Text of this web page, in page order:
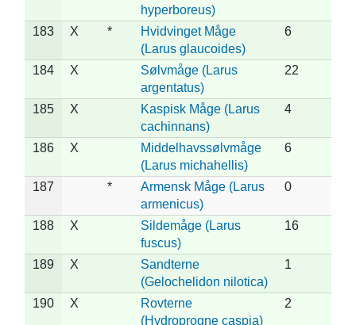
hyperboreus)
183 X *
Hvidvinget Måge
(Larus glaucoides)
6
184 X
Sølvmåge (Larus
argentatus)
22
185 X
Kaspisk Måge (Larus
cachinnans)
4
186 X
Middelhavssølvmåge
(Larus michahellis)
6
187 *
Armensk Måge (Larus
armenicus)
0
188 X
Sildemåge (Larus
fuscus)
16
189 X
Sandterne
(Gelochelidon nilotica)
1
190 X
Rovterne
(Hydroprogne caspia)
2